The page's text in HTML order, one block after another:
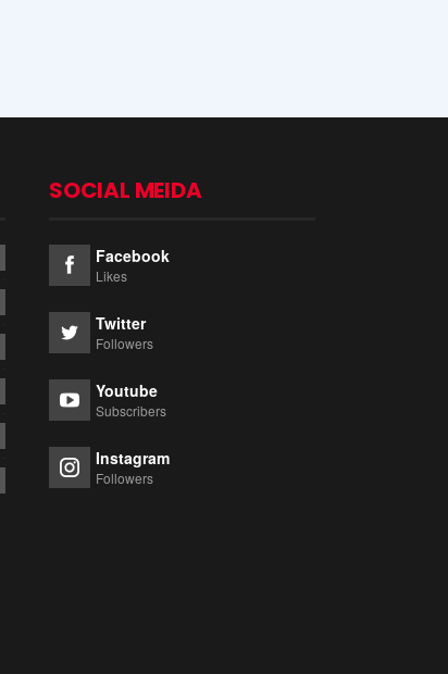
SOCIAL MEIDA
Facebook
Likes
Twitter
Followers
Youtube
Subscribers
Instagram
Followers